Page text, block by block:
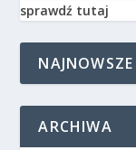
sprawdź tutaj
ARCHIWA